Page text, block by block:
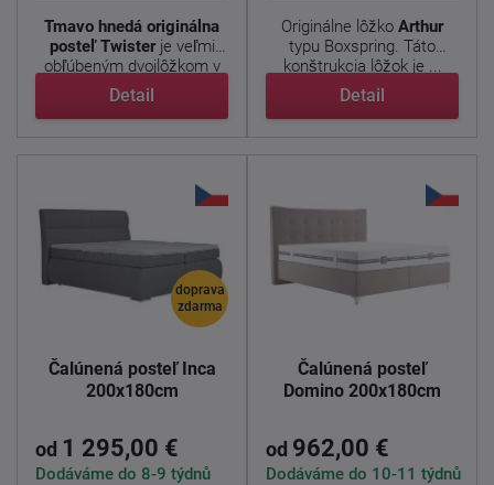
Tmavo hnedá originálna
posteľ Twisterje veľmi
obľúbeným dvojlôžkom v
...
Detail
Originálne lôžko Arthur
typu Boxspring. Táto
konštrukcia lôžok je ...
Detail
doprava
zdarma
Čalúnená posteľ Inca
200x180cm
od 1 295,00 €
Dodáváme do 8-9 týdnů
Čalúnená posteľ
Domino 200x180cm
od 962,00 €
Dodáváme do 10-11 týdnů